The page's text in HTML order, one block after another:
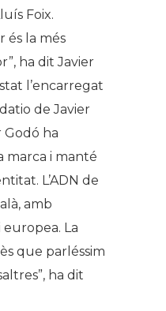
Foix.
és la més
ha dit Javier
l’encarregat
de Javier
Godó ha
marca i manté
L’ADN de
amb
La
que parléssim
ha dit